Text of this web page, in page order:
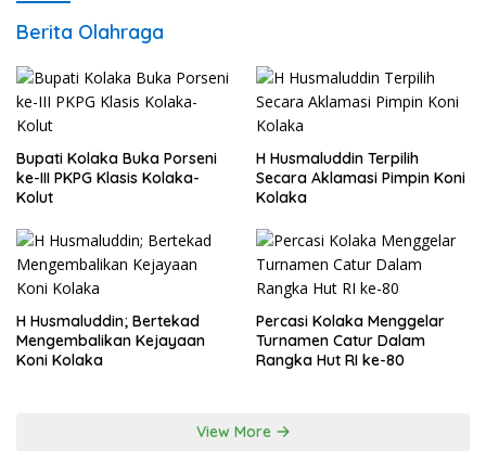
Berita Olahraga
Bupati Kolaka Buka Porseni
ke-III PKPG Klasis Kolaka-
Kolut
H Husmaluddin Terpilih
Secara Aklamasi Pimpin Koni
Kolaka
H Husmaluddin; Bertekad
Mengembalikan Kejayaan
Koni Kolaka
Percasi Kolaka Menggelar
Turnamen Catur Dalam
Rangka Hut RI ke-80
View More